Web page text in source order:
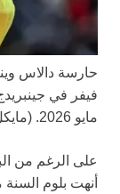
حارسة دالاس
مايو 2026.
على الرغم من
أنهت بلوم